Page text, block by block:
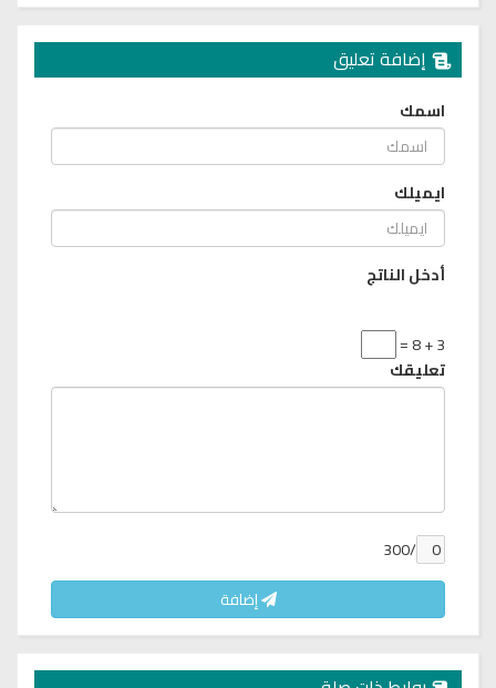
إضافة تعليق
اسمك
ايميلك
أدخل الناتج
3 + 8 =
تعليقك
/300
إضافة